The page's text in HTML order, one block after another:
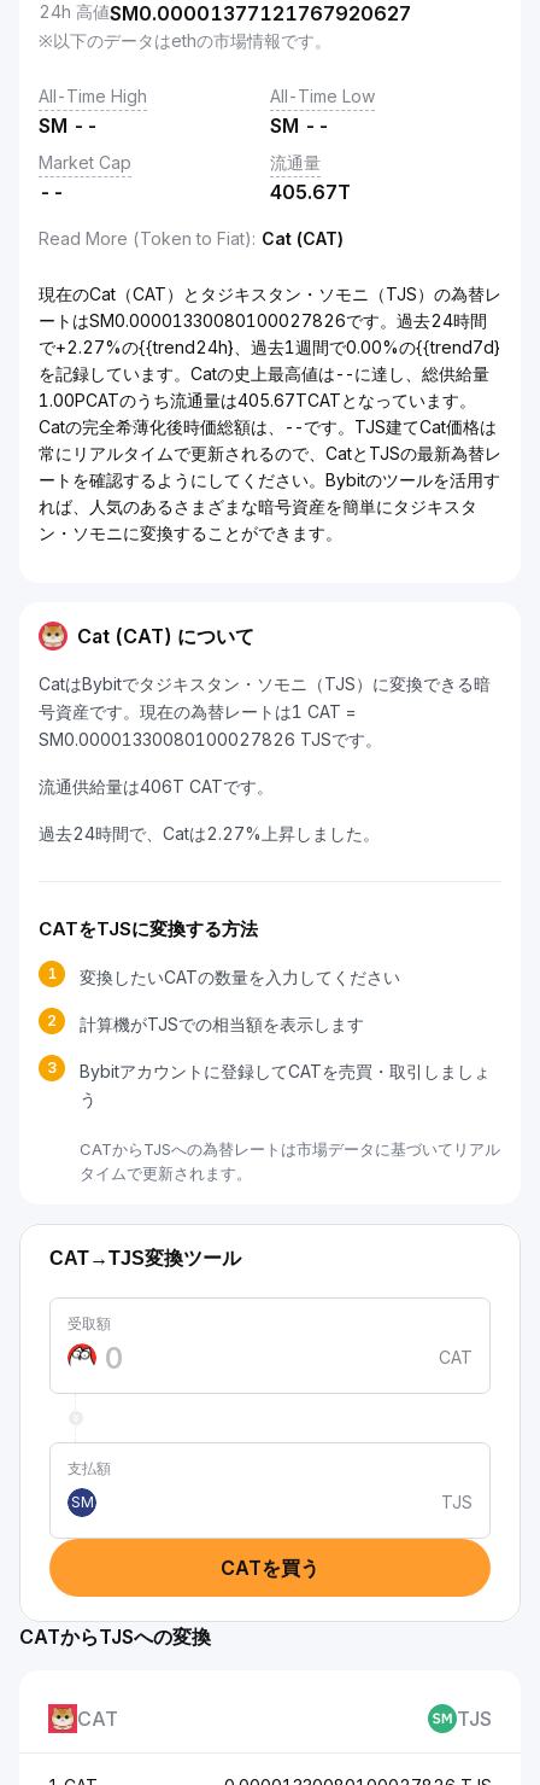
24h 高値SM0.00001377121767920627
※以下のデータはethの市場情報です。
All-Time High
SM --
All-Time Low
SM --
Market Cap
--
流通量
405.67T
Read More (Token to Fiat): Cat (CAT)
現在のCat（CAT）とタジキスタン・ソモニ（TJS）の為替レ
ートはSM0.00001330080100027826です。過去24時間
で+2.27%の{{trend24h}、過去1週間で0.00%の{{trend7d}
を記録しています。Catの史上最高値は--に達し、総供給量
1.00PCATのうち流通量は405.67TCATとなっています。
Catの完全希薄化後時価総額は、--です。TJS建てCat価格は
常にリアルタイムで更新されるので、CatとTJSの最新為替レ
ートを確認するようにしてください。Bybitのツールを活用す
れば、人気のあるさまざまな暗号資産を簡単にタジキスタ
ン・ソモニに変換することができます。
Cat (CAT) について
CatはBybitでタジキスタン・ソモニ（TJS）に変換できる暗
号資産です。現在の為替レートは1 CAT =
SM0.00001330080100027826 TJSです。
流通供給量は406T CATです。
過去24時間で、Catは2.27%上昇しました。
CATをTJSに変換する方法
1 変換したいCATの数量を入力してください
2 計算機がTJSでの相当額を表示します
3
Bybitアカウントに登録してCATを売買・取引しましょ
う
CATからTJSへの為替レートは市場データに基づいてリアル
タイムで更新されます。
CAT→TJS変換ツール
受取額
CAT
支払額
SM
TJS
CATを買う
CATからTJSへの変換
CAT TJS